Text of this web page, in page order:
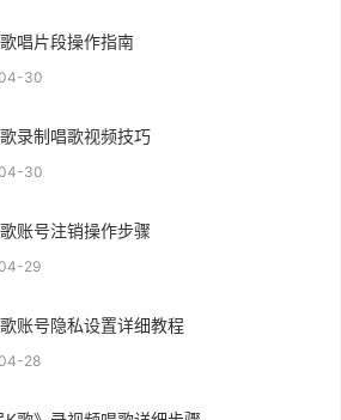
唱片段操作指南
30
录制唱歌视频技巧
30
账号注销操作步骤
29
账号隐私设置详细教程
28